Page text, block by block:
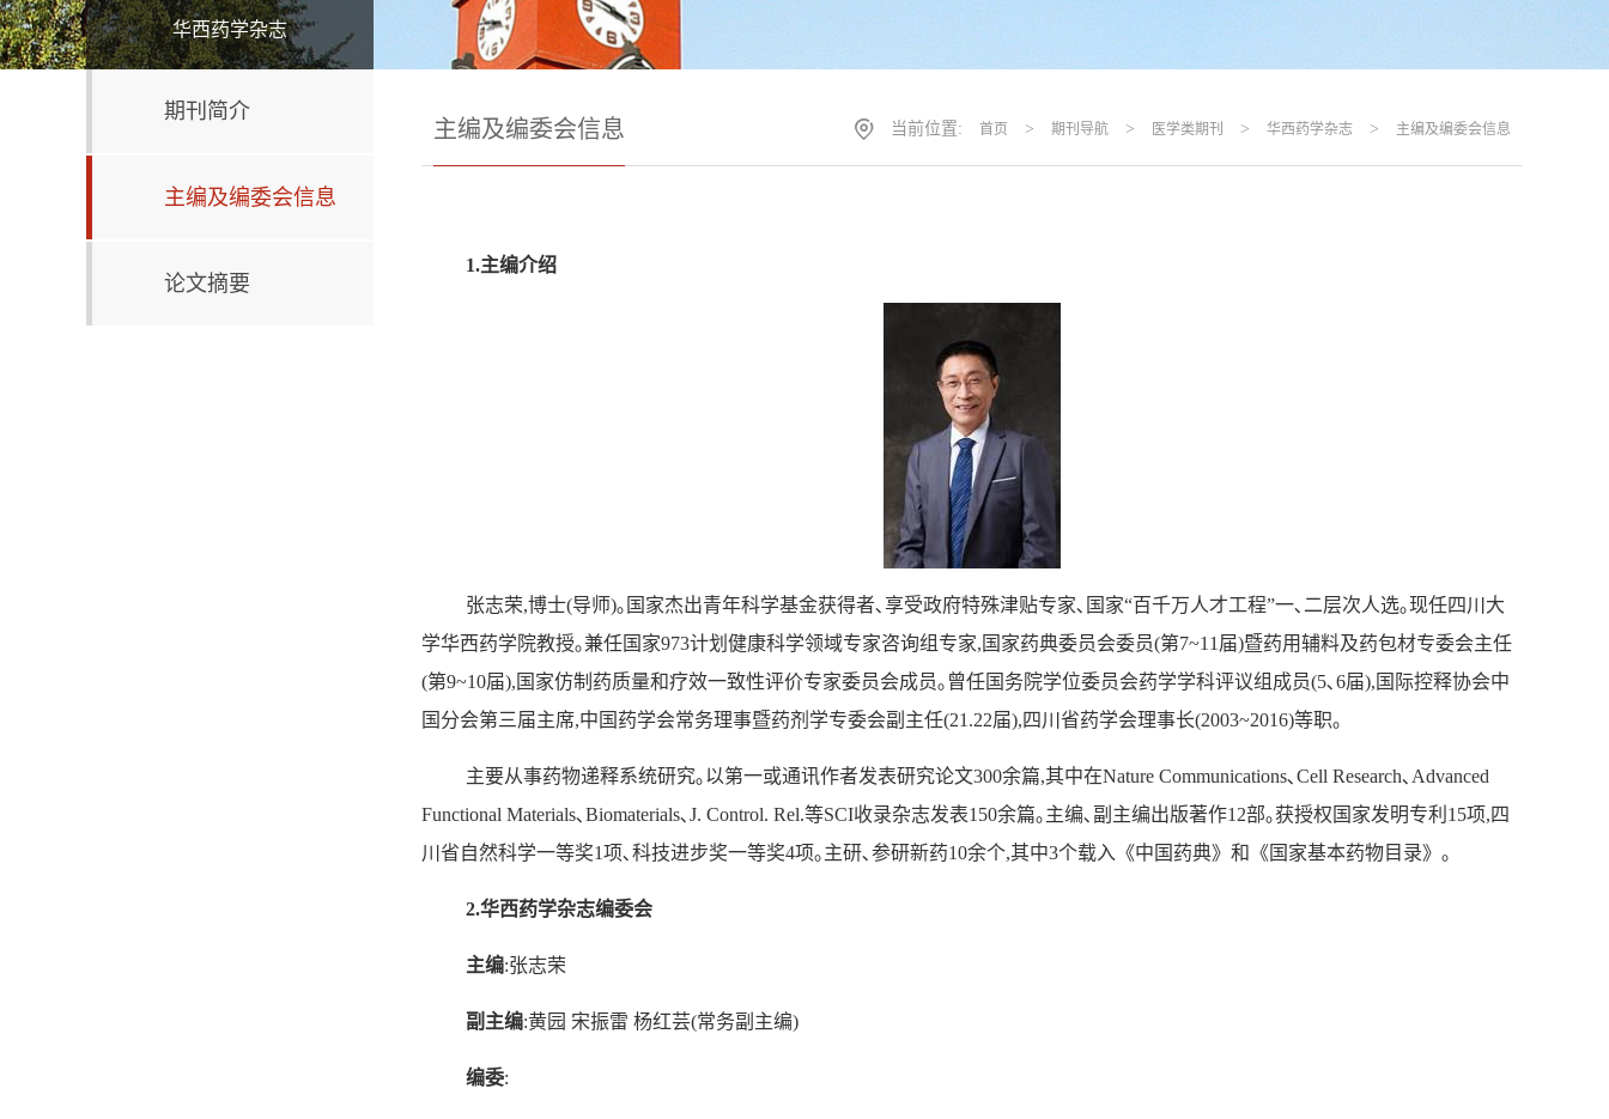
华西药学杂志
期刊简介
主编及编委会信息
论文摘要
主编及编委会信息 当前位置: 首页 > 期刊导航 > 医学类期刊 > 华西药学杂志 > 主编及编委会信息
1.主编介绍
张志荣,博士(导师)｡国家杰出青年科学基金获得者､享受政府特殊津贴专家､国家“百千万人才工程”一､二层次人选｡现任四川大
学华西药学院教授｡兼任国家973计划健康科学领域专家咨询组专家, 国家药典委员会委员(第7~11 届)暨药用辅料及药包材专委会主任
(第9~10届), 国家仿制药质量和疗效一致性评价专家委员会成员｡曾任国务院学位委员会药学学科评议组成员(5､ 6届), 国际控释协会中
国分会第三届主席,中国药学会常务理事暨药剂学专委会副主任(21.22届),四川省药学会理事长(2003~2016)等职｡
主要从事药物递释系统研究｡以第一或通讯作者发表研究论文300余篇,其中在Nature Communications､ Cell Research､ Advanced
Functional Materials､ Biomaterials､ J. Control. Rel.等SCI收录杂志发表150余篇｡主编､副主编出版著作12部｡获授权国家发明专利 15项,四
川省自然科学一等奖1项､科技进步奖一等奖4项｡主研､参研新药10余个,其中3个载入《中国药典》和《国家基本药物目录》｡
2.华西药学杂志编委会
主编:张志荣
副主编:黄园 宋振雷 杨红芸(常务副主编)
编委: